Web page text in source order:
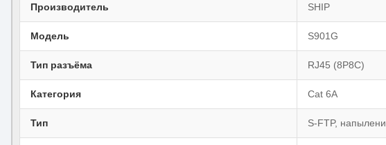
Производитель SHIP
Модель S901G
Тип разъёма RJ45 (8P8C)
Категория Cat 6A
Тип S-FTP,